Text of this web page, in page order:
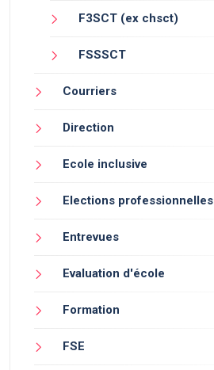
F3SCT (ex chsct)
FSSSCT
Courriers
Direction
Ecole inclusive
Elections professionnelles
Entrevues
Evaluation d'école
Formation
FSE